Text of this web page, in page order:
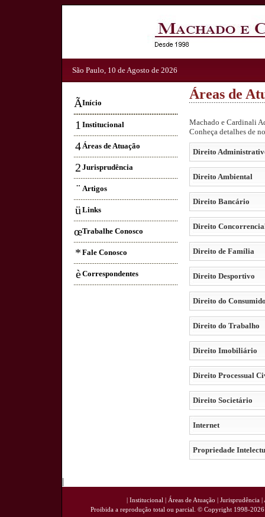
São Paulo, 10 de Agosto de 2026
ÃInício
1 Institucional
4Áreas de Atuação
2 Jurisprudência
¨ Artigos
ü Links
œTrabalhe Conosco
* Fale Conosco
èCorrespondentes
Áreas de
Machado e Cardinali
Conheça detalhes de
Direito
Direito Ambiental
Direito Bancário
Direito
Direito de Família
Direito Desportivo
Direito do
Direito do Trabalho
Direito Imobiliário
Direito Processual
Direito Societário
Internet
Propriedade
|
| Institucional | Áreas de Atuação | Jurisprudência |
Proibida a reprodução total ou parcial. © Copyright 1998-